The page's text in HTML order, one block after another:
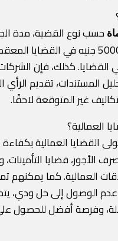
حسب نوع القضية، مدة
500 إلى 1500 جنيه، وقد تصل
كذلك، فإن
المستندات، تقديم
غير المتوقعة لاحقًا.
العمالية؟
القضايا العمالية
الأجور، قضايا
العمالية. كما
عدم الوصول إلى حل
وفرصة أفضل للحصول